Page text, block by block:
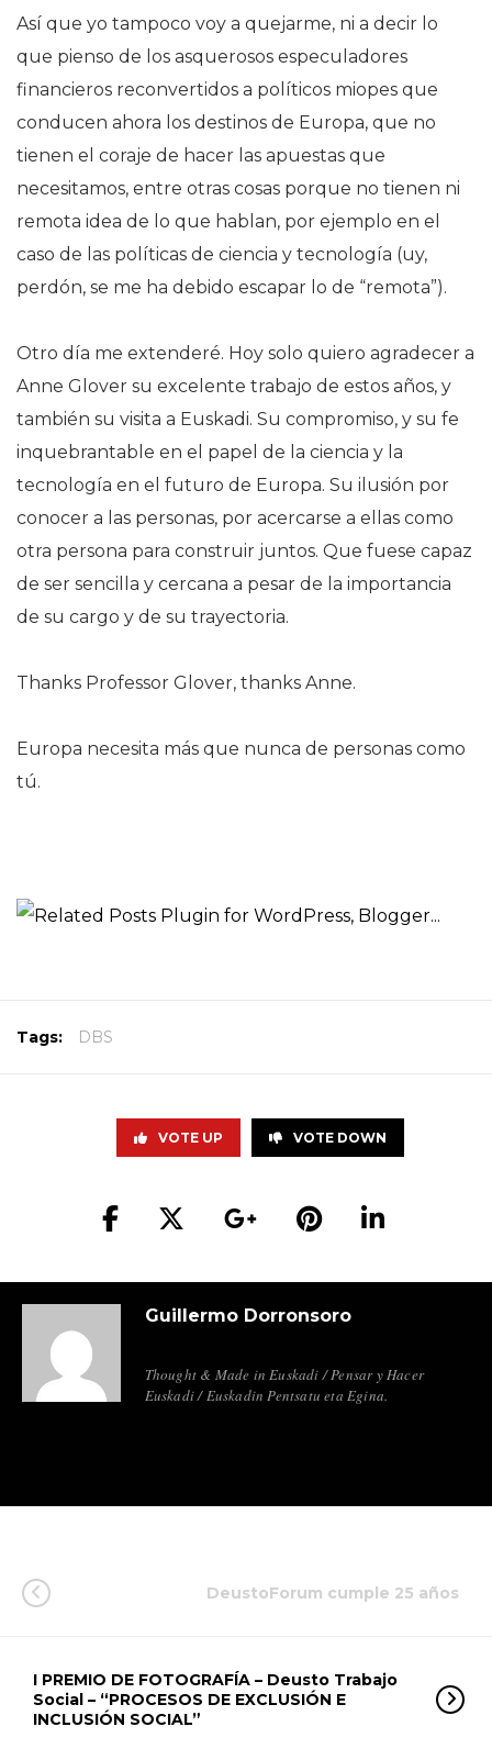
Así que yo tampoco voy a quejarme, ni a decir lo
que pienso de los asquerosos especuladores
financieros reconvertidos a políticos miopes que
conducen ahora los destinos de Europa, que no
tienen el coraje de hacer las apuestas que
necesitamos, entre otras cosas porque no tienen ni
remota idea de lo que hablan, por ejemplo en el
caso de las políticas de ciencia y tecnología (uy,
perdón, se me ha debido escapar lo de “remota”).
Otro día me extenderé. Hoy solo quiero agradecer a
Anne Glover su excelente trabajo de estos años, y
también su visita a Euskadi. Su compromiso, y su fe
inquebrantable en el papel de la ciencia y la
tecnología en el futuro de Europa. Su ilusión por
conocer a las personas, por acercarse a ellas como
otra persona para construir juntos. Que fuese capaz
de ser sencilla y cercana a pesar de la importancia
de su cargo y de su trayectoria.
Thanks Professor Glover, thanks Anne.
Europa necesita más que nunca de personas como
tú.
Tags: DBS
VOTE UP VOTE DOWN
Guillermo Dorronsoro
Thought & Made in Euskadi / Pensar y Hacer
Euskadi / Euskadin Pentsatu eta Egina.
DeustoForum cumple 25 años
I PREMIO DE FOTOGRAFÍA – Deusto Trabajo
Social – “PROCESOS DE EXCLUSIÓN E
INCLUSIÓN SOCIAL”